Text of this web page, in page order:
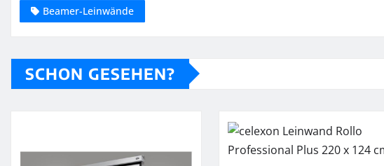
Beamer-Leinwände
SCHON GESEHEN?